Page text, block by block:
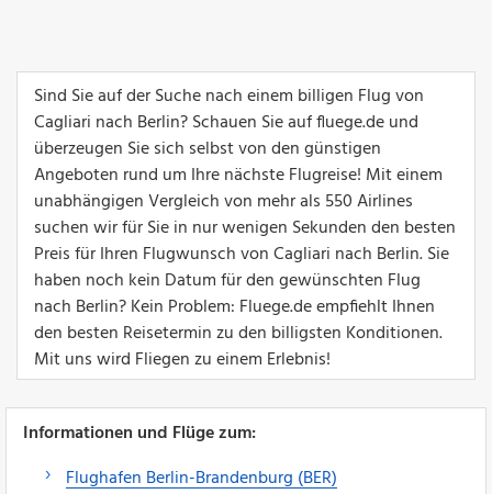
Sind Sie auf der Suche nach einem billigen Flug von
Cagliari nach Berlin? Schauen Sie auf fluege.de und
überzeugen Sie sich selbst von den günstigen
Angeboten rund um Ihre nächste Flugreise! Mit einem
unabhängigen Vergleich von mehr als 550 Airlines
suchen wir für Sie in nur wenigen Sekunden den besten
Preis für Ihren Flugwunsch von Cagliari nach Berlin. Sie
haben noch kein Datum für den gewünschten Flug
nach Berlin? Kein Problem: Fluege.de empfiehlt Ihnen
den besten Reisetermin zu den billigsten Konditionen.
Mit uns wird Fliegen zu einem Erlebnis!
Informationen und Flüge zum:
Flughafen Berlin-Brandenburg (BER)